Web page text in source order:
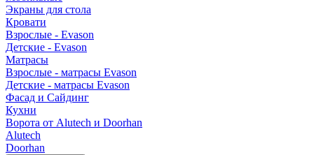
Экраны для стола
Кровати
Взрослые - Evason
Детские - Evason
Матрасы
Взрослые - матрасы Evason
Детские - матрасы Evason
Фасад и Сайдинг
Кухни
Ворота от Alutech и Doorhan
Alutech
Doorhan